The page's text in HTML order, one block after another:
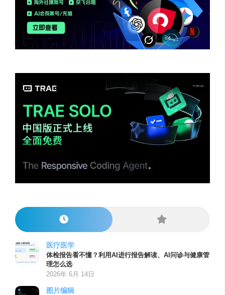
医疗医学
体检报告看不懂？利用AI进行报告解读、AI问诊与健康管
理怎么选
2026年 6月 14日
图片编辑